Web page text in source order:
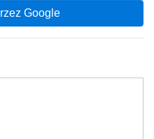
Google